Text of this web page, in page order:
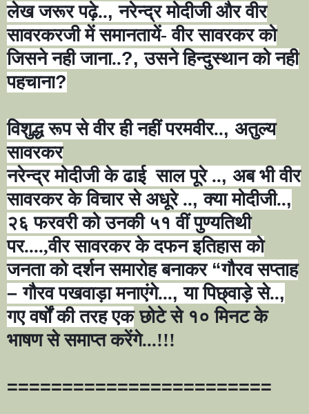
लेख जरूर पढ़े..,नरेन्द्र मोदीजी और वीर
सावरकरजी में समानतायें- वीर सावरकर को
जिसने नही जाना..?,उसने हिन्दुस्थान को नही
पहचाना?
विशुद्ध रूप से वीर ही नहीं परमवीर.., अतुल्य
सावरकर
नरेन्द्र मोदीजी के ढाई साल पूरे .., अब भी वीर
सावरकर के विचार से अधूरे ..,क्या मोदीजी..,
२६ फरवरी को उनकी ५१ वीं पुण्यतिथी
पर....,वीर सावरकर के दफन इतिहास को
जनता को दर्शन समारोह बनाकर “गौरव सप्ताह
–गौरव पखवाड़ा मनाएंगे...,या पिछ्वाड़े से..,
गए वर्षों की तरह एक छोटे से १० मिनट के
भाषण से समाप्त करेंगे...!!!
========================